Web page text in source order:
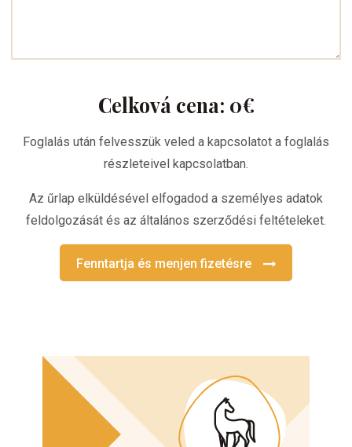
Celková cena: 0€
Foglalás után felvesszük veled a kapcsolatot a foglalás
részleteivel kapcsolatban.
Az űrlap elküldésével elfogadod a személyes adatok
feldolgozását és az általános szerződési feltételeket.
Fenntartja és menjen fizetésre